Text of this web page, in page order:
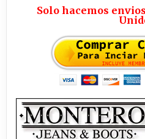
Solo hacemos